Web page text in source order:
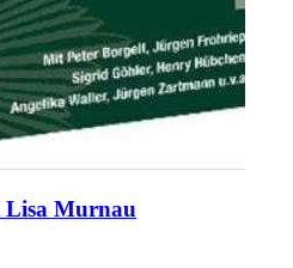
Lisa Murnau